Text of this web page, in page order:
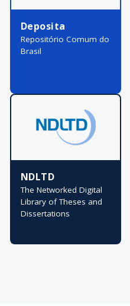
Deposita
Repositório Comum do
Brasil
NDLTD
The Networked Digital
Library of Theses and
Dissertations